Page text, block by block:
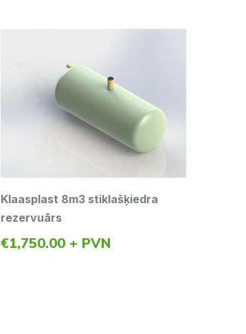
Klaasplast 8m3 stiklašķiedra
rezervuārs
€1,750.00 + PVN